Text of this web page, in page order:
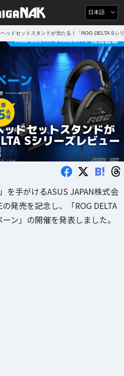
日本語
ッドセットスタンドが当たる！「ROG DELTA Sシ
ドセットスタンドが
Sシリーズレビュー
B!
を手がけるASUS JAPAN株式会
発売を記念し、「ROG DELTA
ン」の開催を発表しました。